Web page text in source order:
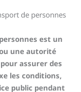
de personnes
est un
une autorité
assurer des
les conditions,
public pendant